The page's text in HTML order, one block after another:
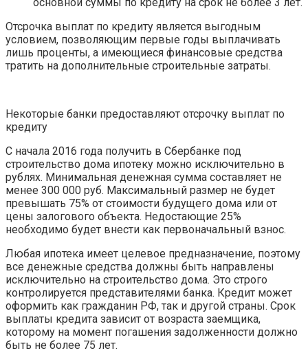
основной суммы по кредиту на срок не более 3 лет.
Отсрочка выплат по кредиту является выгодным
условием, позволяющим первые годы выплачивать
лишь проценты, а имеющиеся финансовые средства
тратить на дополнительные строительные затраты.
Некоторые банки предоставляют отсрочку выплат по
кредиту
С начала 2016 года получить в Сбербанке под
строительство дома ипотеку можно исключительно в
рублях. Минимальная денежная сумма составляет не
менее 300 000 руб. Максимальный размер не будет
превышать 75% от стоимости будущего дома или от
цены залогового объекта. Недостающие 25%
необходимо будет внести как первоначальный взнос.
Любая ипотека имеет целевое предназначение, поэтому
все денежные средства должны быть направлены
исключительно на строительство дома. Это строго
контролируется представителями банка. Кредит может
оформить как гражданин РФ, так и другой страны. Срок
выплаты кредита зависит от возраста заемщика,
которому на момент погашения задолженности должно
быть не более 75 лет.